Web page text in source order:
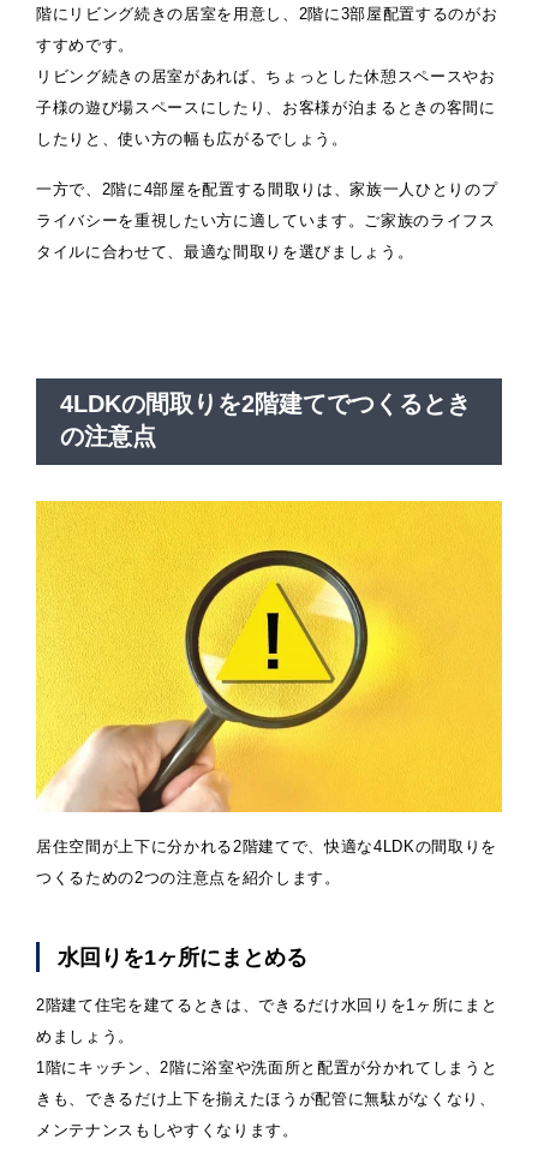
階にリビング続きの居室を用意し、2階に3部屋配置するのがお
すすめです。
リビング続きの居室があれば、ちょっとした休憩スペースやお
子様の遊び場スペースにしたり、お客様が泊まるときの客間に
したりと、使い方の幅も広がるでしょう。
一方で、2階に4部屋を配置する間取りは、家族一人ひとりのプ
ライバシーを重視したい方に適しています。ご家族のライフス
タイルに合わせて、最適な間取りを選びましょう。
4LDKの間取りを2階建てでつくるとき
の注意点
居住空間が上下に分かれる2階建てで、快適な4LDKの間取りを
つくるための2つの注意点を紹介します。
水回りを1ヶ所にまとめる
2階建て住宅を建てるときは、できるだけ水回りを1ヶ所にまと
めましょう。
1階にキッチン、2階に浴室や洗面所と配置が分かれてしまうと
きも、できるだけ上下を揃えたほうが配管に無駄がなくなり、
メンテナンスもしやすくなります。